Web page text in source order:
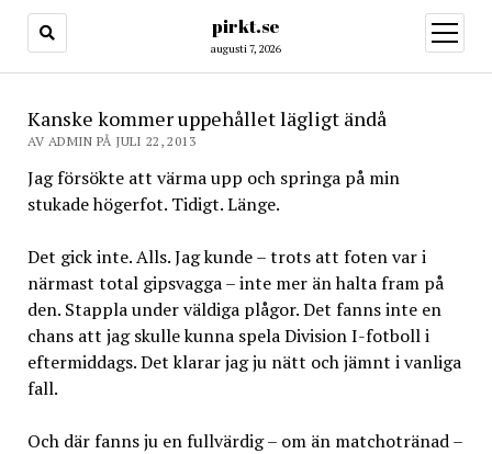
pirkt.se
augusti 7, 2026
öppna
meny
Kanske kommer uppehållet lägligt ändå
AV ADMIN PÅ JULI 22, 2013
Jag försökte att värma upp och springa på min
stukade högerfot. Tidigt. Länge.
Det gick inte. Alls. Jag kunde – trots att foten var i
närmast total gipsvagga – inte mer än halta fram på
den. Stappla under väldiga plågor. Det fanns inte en
chans att jag skulle kunna spela Division I-fotboll i
eftermiddags. Det klarar jag ju nätt och jämnt i vanliga
fall.
Och där fanns ju en fullvärdig – om än matchotränad –